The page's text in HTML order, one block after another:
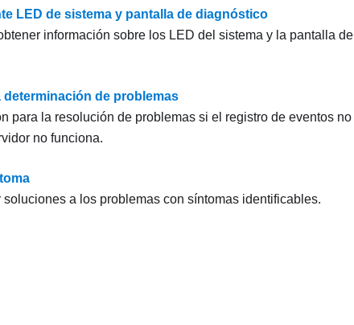
LED de sistema y pantalla de diagnóstico
información sobre los LED del sistema y la pantalla de
de problemas
para la resolución de problemas si el registro de eventos no
no funciona.
a los problemas con síntomas identificables.